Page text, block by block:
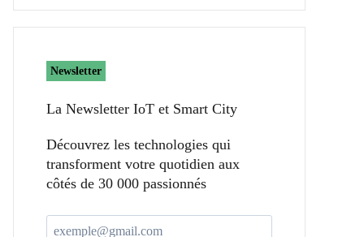
Newsletter
La Newsletter IoT et Smart City​
Découvrez les technologies qui
transforment votre quotidien aux
côtés de 30 000 passionnés